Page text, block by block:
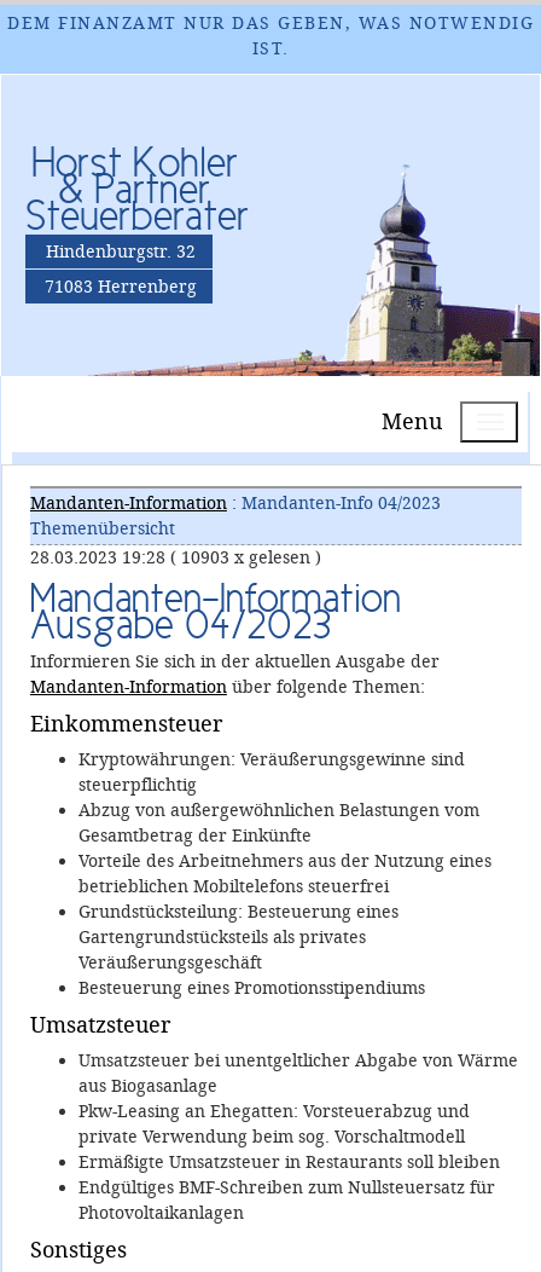
DEM FINANZAMT NUR DAS GEBEN, WAS NOTWENDIG
IST.
Horst Kohler
& Partner
Steuerberater
Hindenburgstr. 32
71083 Herrenberg
Menu
Mandanten-Information: Mandanten-Info 04/2023
Themenübersicht
28.03.2023 19:28 ( 10903 x gelesen )
Mandanten-Information
Ausgabe 04/2023
Informieren Sie sich in der aktuellen Ausgabe der
Mandanten-Informationüber folgende Themen:
Einkommensteuer
Kryptowährungen: Veräußerungsgewinne sind
steuerpflichtig
Abzug von außergewöhnlichen Belastungen vom
Gesamtbetrag der Einkünfte
Vorteile des Arbeitnehmers aus der Nutzung eines
betrieblichen Mobiltelefons steuerfrei
Grundstücksteilung: Besteuerung eines
Gartengrundstücksteils als privates
Veräußerungsgeschäft
Besteuerung eines Promotionsstipendiums
Umsatzsteuer
Umsatzsteuer bei unentgeltlicher Abgabe von Wärme
aus Biogasanlage
Pkw-Leasing an Ehegatten: Vorsteuerabzug und
private Verwendung beim sog. Vorschaltmodell
Ermäßigte Umsatzsteuer in Restaurants soll bleiben
Endgültiges BMF-Schreiben zum Nullsteuersatz für
Photovoltaikanlagen
Sonstiges